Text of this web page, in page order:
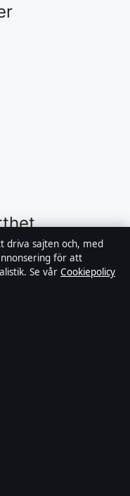
digital
och
byline,
driva sajten och, med
för att
Se vår Cookiepolicy